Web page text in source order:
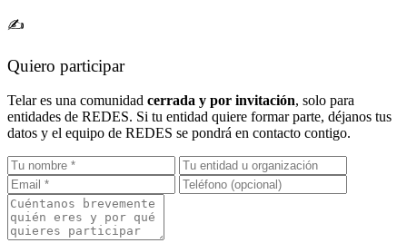
✍️
Quiero participar
Telar es una comunidad cerrada y por invitación, solo para
entidades de REDES. Si tu entidad quiere formar parte, déjanos tus
datos y el equipo de REDES se pondrá en contacto contigo.